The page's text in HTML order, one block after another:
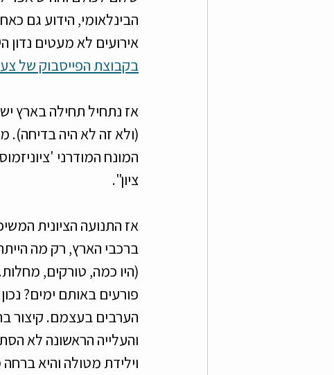
צעירי רמת גן גבעתיים
הבינלאומי, הידוע גם
אירועים לא מעטים
בקבוצת הפייסבוק של
(ולא זה לא היה בדיחה).
ציון".
אז התנועה הציונית
ברכבי הארץ, רק מה
(היו כמה, טורקים,
פורעים באותם ימים?
והעלייה הראשונה לא
וילידת מטולה והיא